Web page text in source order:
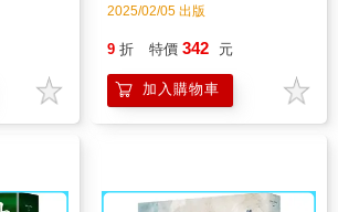
2025/02/05 出版
9 折 特價 342 元
加入購物車